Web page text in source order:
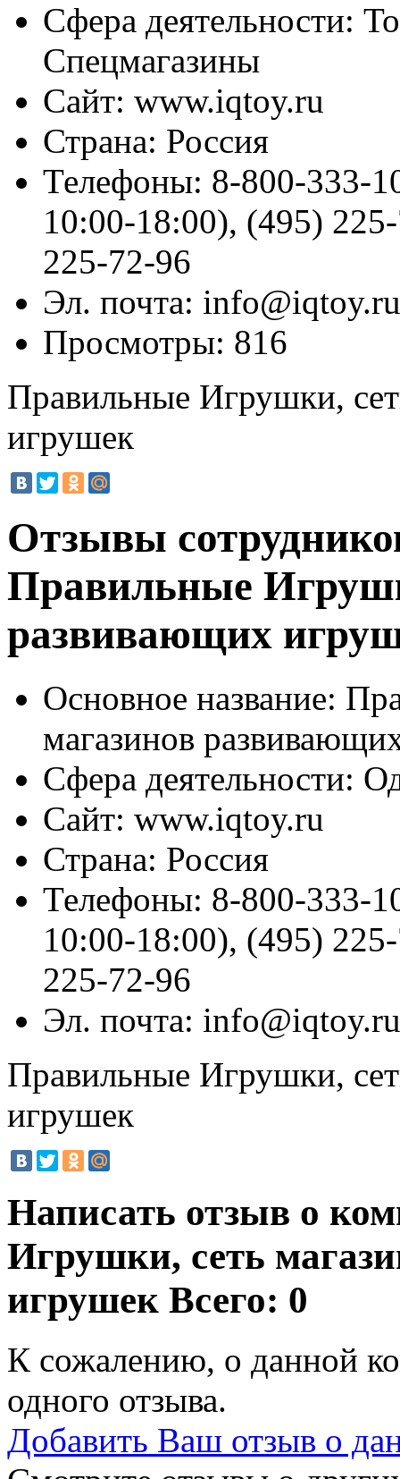
Сфера деятельности:
Спецмагазины
Сайт: www.iqtoy.ru
Страна: Россия
Телефоны: 8-800-333-
10:00-18:00), (495)
225-72-96
Эл. почта: info@iqtoy.ru
Просмотры: 816
Правильные Игрушки,
игрушек
Отзывы
Правильные
развивающих
Основное название:
магазинов
Сфера деятельности:
Сайт: www.iqtoy.ru
Страна: Россия
Телефоны: 8-800-333-
10:00-18:00), (495)
225-72-96
Эл. почта: info@iqtoy.ru
Правильные Игрушки,
игрушек
Написать отзыв о
Игрушки, сеть
игрушек Всего: 0
К сожалению, о данной
одного отзыва.
Добавить Ваш отзыв о